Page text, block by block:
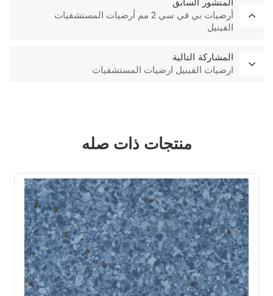
أرضيات بي في سي 2 مم أرضيات المستشفيات
الفينيل
المشاركة التالية
ارضيات الفينيل ارضيات المستشفيات
منتجات ذات صله